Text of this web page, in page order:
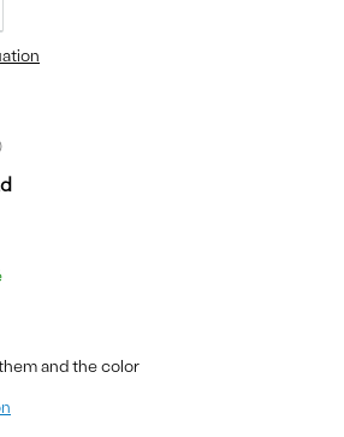
and the color